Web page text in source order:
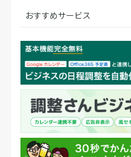
おすすめサービス